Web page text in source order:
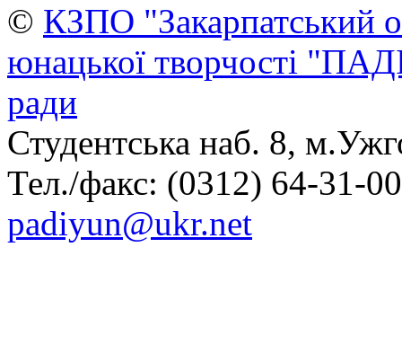
© КЗПО "Закарпатський
юнацької творчості
ради
Студентська наб. 8,
Тел./факс: (0312) 64-31-
padiyun@ukr.net